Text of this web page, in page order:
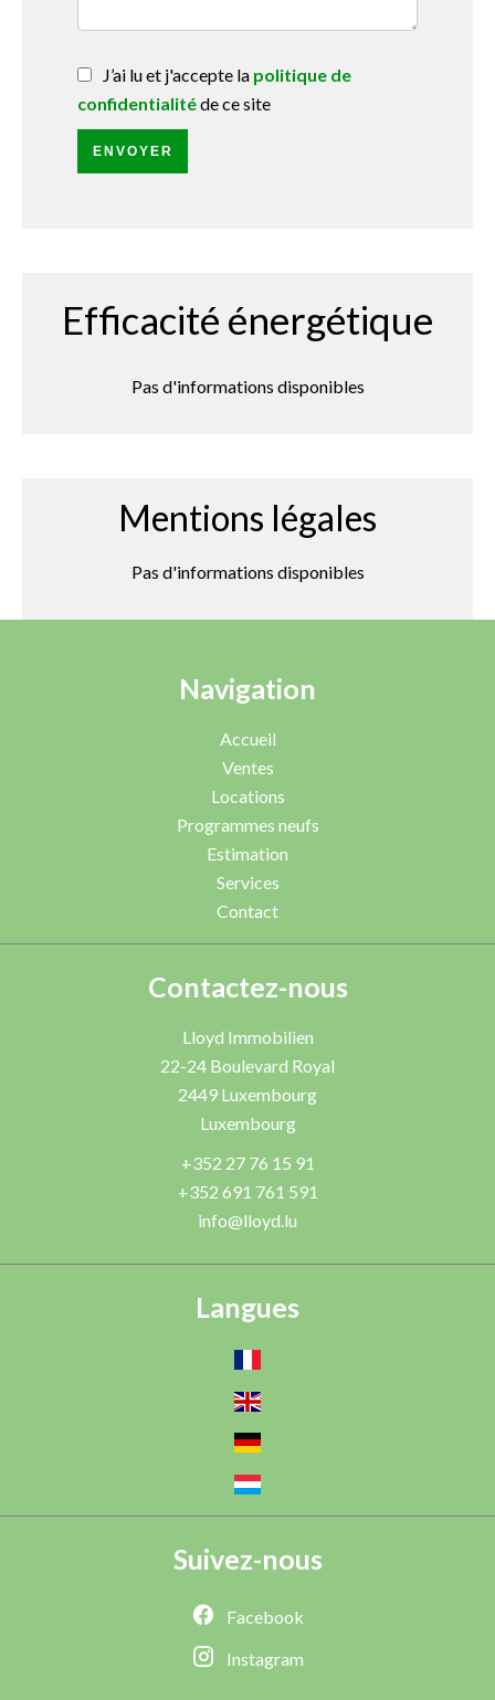
J’ai lu et j'accepte la politique de
confidentialitéde ce site
ENVOYER
Efficacité énergétique
Pas d'informations disponibles
Mentions légales
Pas d'informations disponibles
Navigation
Accueil
Ventes
Locations
Programmes neufs
Estimation
Services
Contact
Contactez-nous
Lloyd Immobilien
22-24 Boulevard Royal
2449 Luxembourg
Luxembourg
+352 27 76 15 91
+352 691 761 591
info@lloyd.lu
Langues
Suivez-nous
Facebook
Instagram